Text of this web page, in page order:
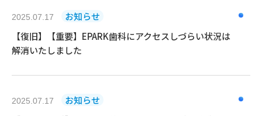
2025.07.17
お知らせ
【復旧】【重要】EPARK歯科にアクセスしづらい状況は
解消いたしました
2025.07.17
お知らせ